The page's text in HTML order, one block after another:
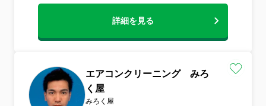
詳細を見る
エアコンクリーニング みろ
く屋
みろく屋